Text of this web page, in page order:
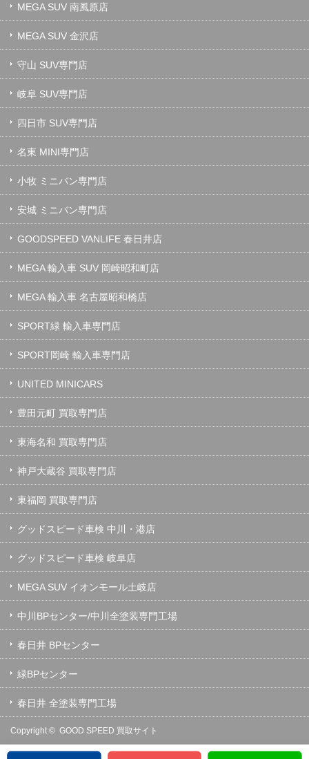
MEGA SUV 南風原店
MEGA SUV 金沢店
守山 SUV専門店
岐阜 SUV専門店
四日市 SUV専門店
名東 MINI専門店
小牧 ミニバン専門店
安城 ミニバン専門店
GOODSPEED VANLIFE 春日井店
MEGA 輸入車 SUV 岡崎昭和町店
MEGA 輸入車 名古屋昭和橋店
SPORT緑 輸入車専門店
SPORT岡崎 輸入車専門店
UNITED MINICARS
豊田元町 買取専門店
東海名和 買取専門店
神戸大蔵谷 買取専門店
東福岡 買取専門店
グッドスピード車検 中川・港店
グッドスピード車検 岐阜店
MEGA SUV イオンモール土岐店
中川BPセンター/中川全塗装専門工場
春日井 BPセンター
緑BPセンター
春日井 全塗装専門工場
Copyright © GOOD SPEED 買取サイト